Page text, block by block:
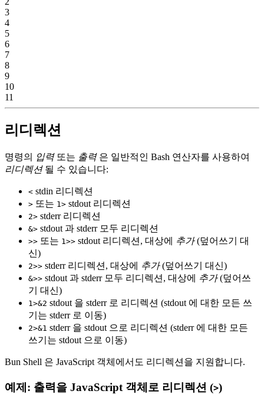
3
4
5
6
7
8
9
10
11
리디렉션
명령의 입력또는 출력은 일반적인 Bash 연산자를 사용하여
리디렉션될 수 있습니다:
< stdin 리디렉션
> 또는 1> stdout 리디렉션
2> stderr 리디렉션
&> stdout 과 stderr 모두 리디렉션
>> 또는 1>> stdout 리디렉션, 대상에 추가(덮어쓰기 대
신)
2>> stderr 리디렉션, 대상에 추가(덮어쓰기 대신)
&>> stdout 과 stderr 모두 리디렉션, 대상에 추가(덮어쓰
기 대신)
1>&2 stdout 을 stderr 로 리디렉션 (stdout 에 대한 모든 쓰
기는 stderr 로 이동)
2>&1 stderr 을 stdout 으로 리디렉션 (stderr 에 대한 모든
쓰기는 stdout 으로 이동)
Bun Shell 은 JavaScript 객체에서도 리디렉션을 지원합니다.
예제: 출력을 JavaScript 객체로 리디렉션 (>)